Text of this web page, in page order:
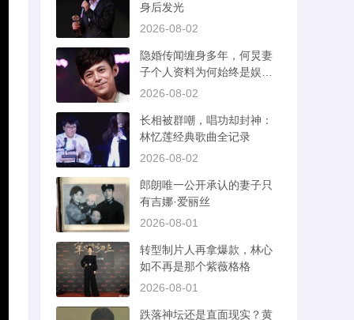
身后发光
2026-08-02
隐婚传闻缠身多年，何炅妻
子个人资料为何始终是娱乐
圈未解之谜
2026-08-02
长相被群嘲，唱功却封神：
林忆莲经典歌曲全记录
2026-08-02
郎朗唯一公开承认的妻子只
有吉娜·爱丽丝
2026-08-01
转型制片人再拿爆款，林心
如不再是那个紫薇格格
2026-08-01
跌落神坛还是直面现实？黄